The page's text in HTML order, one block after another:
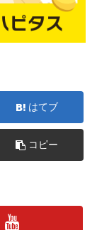
はてブ
コピー